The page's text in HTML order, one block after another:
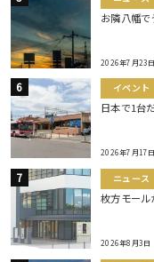
お隣八幡で
2026年7月23日
イベント
日本で1台
2026年7月17日
ニュース
枚方モー
2026年8月3日